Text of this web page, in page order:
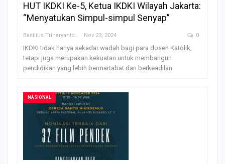
HUT IKDKI Ke-5, Ketua IKDKI Wilayah Jakarta:
“Menyatukan Simpul-simpul Senyap”
Basilius Triharyanto Nov 23, 2024 0
IKDKI tidak hanya sekadar wadah bagi para dosen Katolik,
tetapi juga merupakan kekuatan untuk membangun
pendidikan yang lebih bermartabat dan berkeadilan
NASIONAL